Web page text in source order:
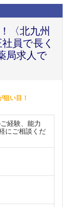
〈北九州
員で長く
局求人で
狙い目！
経験、能力
にご相談くだ